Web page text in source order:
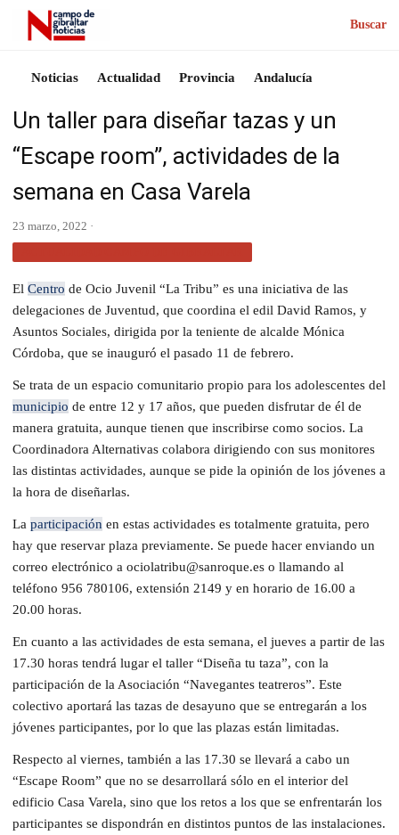
Buscar
Noticias Actualidad Provincia Andalucía
Un taller para diseñar tazas y un
“Escape room”, actividades de la
semana en Casa Varela
23 marzo, 2022 ·
El Centro de Ocio Juvenil “La Tribu” es una iniciativa de las
delegaciones de Juventud, que coordina el edil David Ramos, y
Asuntos Sociales, dirigida por la teniente de alcalde Mónica
Córdoba, que se inauguró el pasado 11 de febrero.
Se trata de un espacio comunitario propio para los adolescentes del
municipio de entre 12 y 17 años, que pueden disfrutar de él de
manera gratuita, aunque tienen que inscribirse como socios. La
Coordinadora Alternativas colabora dirigiendo con sus monitores
las distintas actividades, aunque se pide la opinión de los jóvenes a
la hora de diseñarlas.
La participación en estas actividades es totalmente gratuita, pero
hay que reservar plaza previamente. Se puede hacer enviando un
correo electrónico a ociolatribu@sanroque.es o llamando al
teléfono 956 780106, extensión 2149 y en horario de 16.00 a
20.00 horas.
En cuanto a las actividades de esta semana, el jueves a partir de las
17.30 horas tendrá lugar el taller “Diseña tu taza”, con la
participación de la Asociación “Navegantes teatreros”. Este
colectivo aportará las tazas de desayuno que se entregarán a los
jóvenes participantes, por lo que las plazas están limitadas.
Respecto al viernes, también a las 17.30 se llevará a cabo un
“Escape Room” que no se desarrollará sólo en el interior del
edificio Casa Varela, sino que los retos a los que se enfrentarán los
participantes se dispondrán en distintos puntos de las instalaciones.